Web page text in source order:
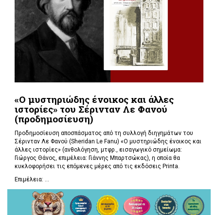
«Ο μυστηριώδης ένοικος και άλλες
ιστορίες» του Σέρινταν Λε Φανού
(προδημοσίευση)
Προδημοσίευση αποσπάσματος από τη συλλογή διηγημάτων του
Σέρινταν Λε Φανού (Sheridan Le Fanu) «Ο μυστηριώδης ένοικος και
άλλες ιστορίες» (ανθολόγηση, μτφρ., εισαγωγικό σημείωμα:
Γιώργος Θάνος, επιμέλεια: Γιάννης Μπαρτσώκας), η οποία θα
κυκλοφορήσει τις επόμενες μέρες από τις εκδόσεις Printa.
Επιμέλεια: ...